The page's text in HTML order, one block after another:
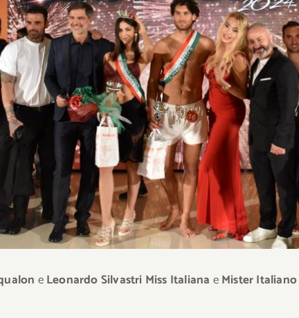
eLeonardo Silvastri Miss Italiana eMister Italiano